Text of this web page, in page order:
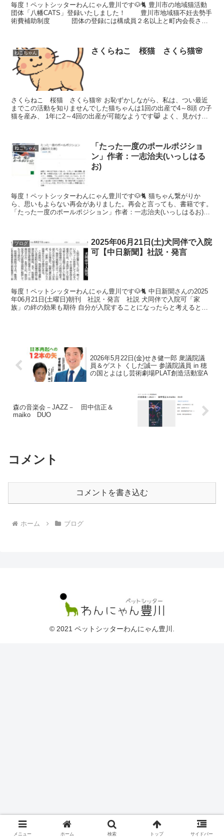
毎度！ペットシッターわんにゃん豊川です🐶🐈 豊川市の地域猫活動
団体「八幡CATS」登録いたしました！ 豊川市地域猫不妊去勢手
術費補助制度 団体の登録には構成員２名以上と町内会長さん
ねこちゃん さくらねこ 桜猫 さくら猫🌸
さくらねこ 桜猫 さくら猫🌸 お恥ずかしながら、私は、つい最近
までこの活動を知りませんでした猫ちゃんは1回の出産で4～8頭 の子
猫を産み、 1年に2～4回の出産が可能なようです😸 よく、見かける
ねこちゃん
「たった一度のポールポジショ
ン」作者：一志治夫(いっしはる
お)
毎度！ペットシッターわんにゃん豊川です🐶🐈 猫ちゃん繋がりか
ら、思いもよらない再会がありました。再会と言っても、書籍です。
「たった一度のポールポジション」作者：一志治夫(いっしはるお)分
ブログ
2025年06月21日(土)犬同伴で入院
可【中日新聞】社説・発言
毎度！ペットシッターわんにゃん豊川です🐶🐈 中日新聞さんの2025
年06月21日(土曜日)朝刊 社説・発言 社説 犬同伴で入院可「家
族」の絆の効果も期待 自分が入院することになったらと考えると心
2026年5月22日(金)せき健一郎 衆議院議
員＆ゲスト くしだ誠一 参議院議員 in 穂
の国とよはし芸術劇場PLAT創造活動室A
森の音楽会－JAZZ－ 田中信正＆
maiko DUO
コメント
コメントを書き込む
ホーム ブログ
© 2021 ペットシッターわんにゃん豊川.
メニュー ホーム 検索 トップ サイドバー